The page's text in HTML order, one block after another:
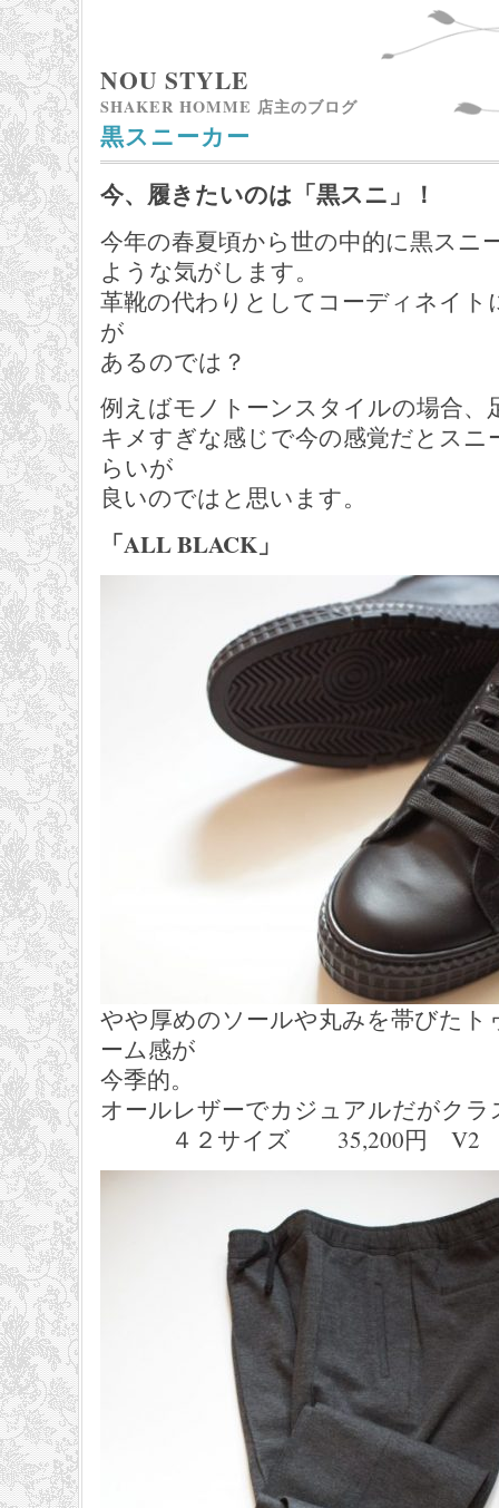
NOU STYLE
SHAKER HOMME 店主のブログ
黒スニーカー
今、履きたいのは「黒スニ」！
今年の春夏頃から世の中的に黒スニ
ような気がします。
革靴の代わりとしてコーディネイト
が
あるのでは？
例えばモノトーンスタイルの場合、
キメすぎな感じで今の感覚だとス
らいが
良いのではと思います。
「ALL BLACK」
やや厚めのソールや丸みを帯びたト
ーム感が
今季的。
オールレザーでカジュアルだがクラ
４２サイズ 35,200円 V2